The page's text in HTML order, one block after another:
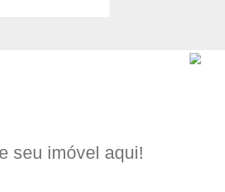
seu imóvel aqui!